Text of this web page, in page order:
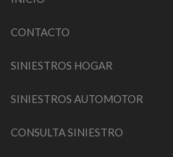
CONTACTO
SINIESTROS HOGAR
SINIESTROS AUTOMOTOR
CONSULTA SINIESTRO